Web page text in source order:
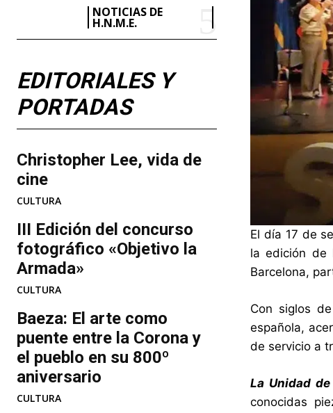
NOTICIAS DE
H.N.M.E.
EDITORIALES Y
PORTADAS
Christopher Lee, vida de
cine
CULTURA
III Edición del concurso
fotográfico «Objetivo la
Armada»
CULTURA
Baeza: El arte como
puente entre la Corona y
el pueblo en su 800º
aniversario
CULTURA
El día 17 de
la edición de
Barcelona,
Con siglos
española,
de servicio a
La Unidad
conocidas